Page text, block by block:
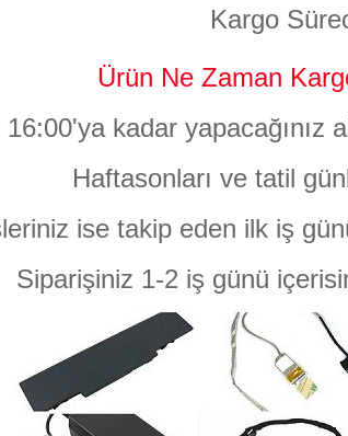
Kargo
Ürün Ne Zaman
kadar yapacağınız
Haftasonları ve tatil
ise takip eden ilk iş
Siparişiniz 1-2 iş günü